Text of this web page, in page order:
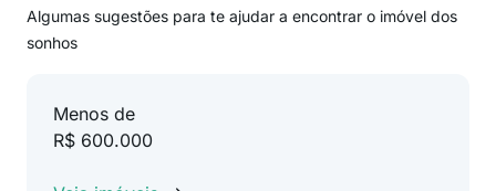
Algumas sugestões para te ajudar a encontrar o imóvel dos
sonhos
Menos de
R$ 600.000